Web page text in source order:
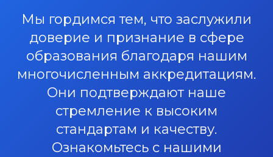
Мы гордимся тем, что заслужили
доверие и признание в сфере
образования благодаря нашим
многочисленным аккредитациям.
Они подтверждают наше
стремление к высоким
стандартам и качеству.
Ознакомьтесь с нашими